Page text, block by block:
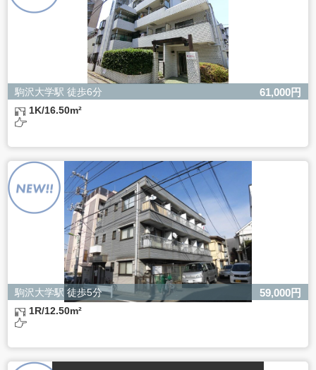
駒沢大学駅 徒歩6分 61,000円
1K/16.50m²
駒沢大学駅 徒歩5分 59,000円
1R/12.50m²